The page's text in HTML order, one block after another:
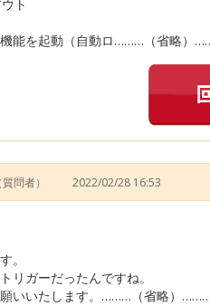
ト
機能を起動（自動ロ………（省略）
質問者） 2022/02/28 16:53
。
リガーだったんですね。
願いいたします。………（省略）